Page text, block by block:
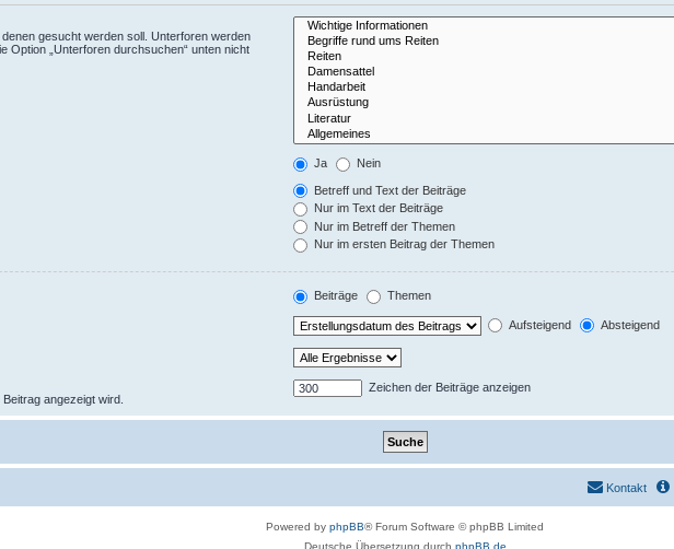
gesucht werden soll. Unterforen werden
Option „Unterforen durchsuchen“ unten nicht
Ja Nein
Betreff und Text der Beiträge
Nur im Text der Beiträge
Nur im Betreff der Themen
Nur im ersten Beitrag der Themen
Beiträge Themen
Aufsteigend Absteigend
angezeigt wird.
Zeichen der Beiträge anzeigen
Kontakt
Powered by phpBB® Forum Software © phpBB Limited
Deutsche Übersetzung durch phpBB.de